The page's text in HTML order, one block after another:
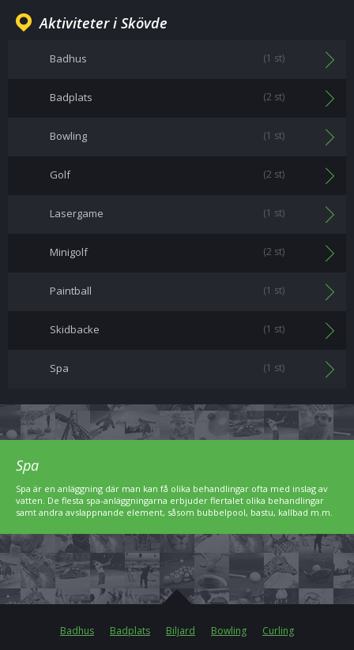
Aktiviteter i Skövde
Badhus (1 st)
Badplats (2 st)
Bowling (1 st)
Golf (2 st)
Lasergame (1 st)
Minigolf (2 st)
Paintball (1 st)
Skidbacke (1 st)
Spa (1 st)
Spa
Spa är en anläggning där man kan få olika behandlingar ofta med inslag av
vatten. De flesta spa-anläggningarna erbjuder flertalet olika behandlingar
samt andra avslappnande element, såsom bubbelpool, bastu, kallbad m.m.
Badhus Badplats Biljard Bowling Curling